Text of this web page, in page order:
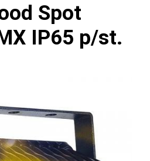
Spot
IP65 p/st.